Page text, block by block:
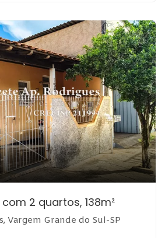
2 quartos, 138m²
Vargem Grande do Sul-SP